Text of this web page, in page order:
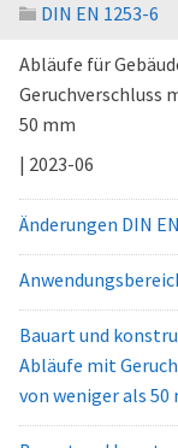
DIN EN 1253-6
Abläufe für
Geruchverschluss
50 mm
| 2023-06
Änderungen DIN
Bauart und
Abläufe mit
von weniger als 50